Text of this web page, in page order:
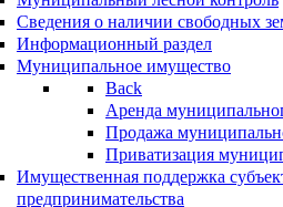
Сведения о наличии свободных
Информационный раздел
Муниципальное имущество
Back
Аренда
Продажа
Приватизация
Имущественная поддержка
предпринимательства